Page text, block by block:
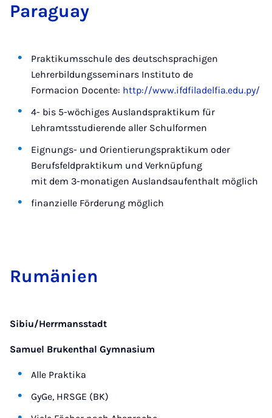
Pa­ra­gu­ay
Praktikumsschule des deutschsprachigen
Lehrerbildungsseminars Instituto de
Formacion Docente: http://www.ifdfiladelfia.edu.py/
4- bis 5-wöchiges Auslandspraktikum für
Lehramtsstudierende aller Schulformen
Eignungs- und Orientierungspraktikum oder
Berufsfeldpraktikum und Verknüpfung
mit dem 3-monatigen Auslandsaufenthalt möglich
finanzielle Förderung möglich
Ru­mä­ni­en
Sibiu/Herrmansstadt
Samuel Brukenthal Gymnasium
Alle Praktika
GyGe, HRSGE (BK)